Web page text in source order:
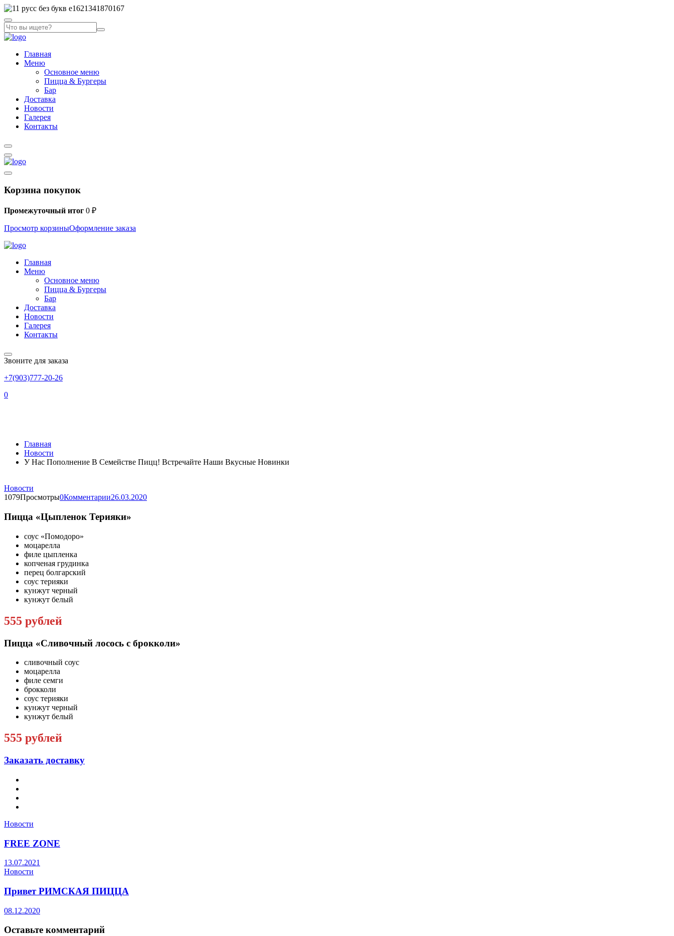
Главная
Меню
Основное меню
Пицца & Бургеры
Бар
Доставка
Новости
Галерея
Контакты
Корзина покупок
Промежуточный итог 0 ₽
Просмотр корзиныОформление заказа
Главная
Меню
Основное меню
Пицца & Бургеры
Бар
Доставка
Новости
Галерея
Контакты
Звоните для заказа
+7(903)777-20-26
0
Главная
Новости
У Нас Пополнение В Семействе Пицц! Встречайте Наши Вкусные Новинки
Новости
1079Просмотры0Комментарии26.03.2020
Пицца «Цыпленок Терияки»
соус «Помодоро»
моцарелла
филе цыпленка
копченая грудинка
перец болгарский
соус терияки
кунжут черный
кунжут белый
555 рублей
Пицца «Сливочный лосось с брокколи»
сливочный соус
моцарелла
филе семги
брокколи
соус терияки
кунжут черный
кунжут белый
555 рублей
Заказать доставку
Новости
FREE ZONE
13.07.2021
Новости
Привет РИМСКАЯ ПИЦЦА
08.12.2020
Оставьте комментарий